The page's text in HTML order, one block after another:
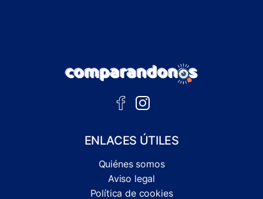
ENLACES ÚTILES
Quiénes somos
Aviso legal
Política de cookies